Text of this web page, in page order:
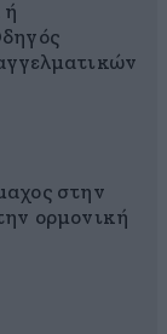
ή
στην
ορμονική